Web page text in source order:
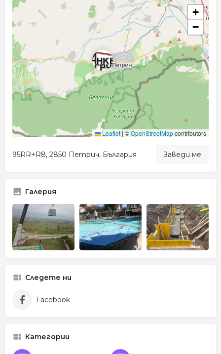
+
−
Leaflet | ©OpenStreetMapcontributors
95RR+R8, 2850 Петрич, България Заведи ме
Галерия
Следете ни
Facebook
Категории